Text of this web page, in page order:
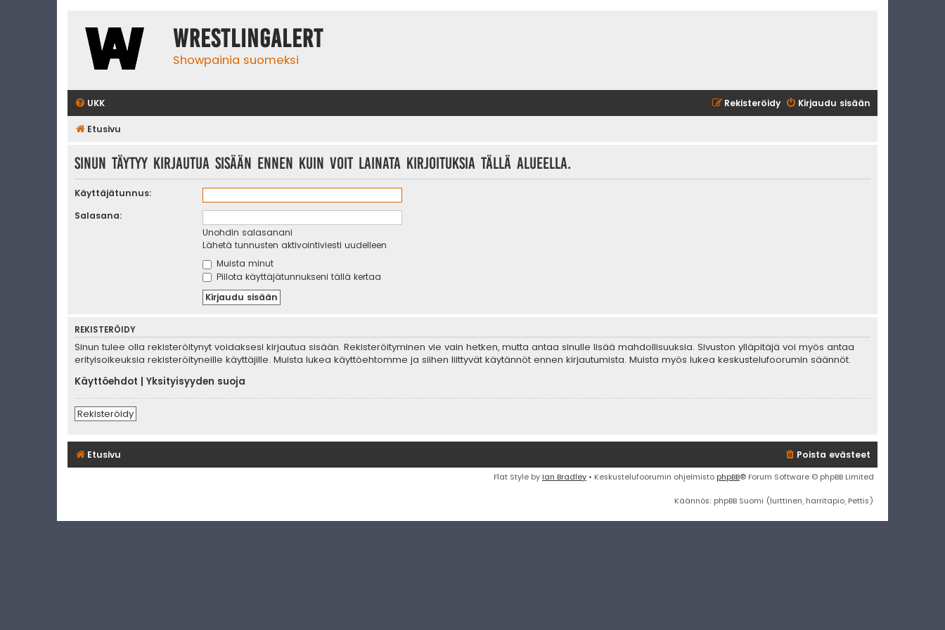
WrestlingAlert
Showpainia suomeksi
UKK Kirjaudu sisään
Rekisteröidy
Etusivu
Sinun täytyy kirjautua sisään ennen kuin voit lainata kirjoituksia tällä alueella.
Käyttäjätunnus:
Salasana:
Unohdin salasanani
Lähetä tunnusten aktivointiviesti uudelleen
Muista minut
Piilota käyttäjätunnukseni tällä kertaa
REKISTERÖIDY
Sinun tulee olla rekisteröitynyt voidaksesi kirjautua sisään. Rekisteröityminen vie vain hetken, mutta antaa sinulle lisää mahdollisuuksia. Sivuston ylläpitäjä voi myös antaa
erityisoikeuksia rekisteröityneille käyttäjille. Muista lukea käyttöehtomme ja siihen liittyvät käytännöt ennen kirjautumista. Muista myös lukea keskustelufoorumin säännöt.
Käyttöehdot
Yksityisyyden suoja
Rekisteröidy
Etusivu Poista evästeet
Flat Style by Ian Bradley • Keskustelufoorumin ohjelmisto phpBB® Forum Software © phpBB Limited
Käännös: phpBB Suomi (lurttinen, harritapio, Pettis)